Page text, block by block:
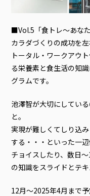
■Vol.5「食トレ～あな
カラダづくりの成功を
トータル・ワークアウ
る栄養素と食生活の知
グラムです。
池澤智が大切にしてい
と。
実現が難しくてしり込
する・・・といった一
チョイスしたり、数日
の知識をスライドとテ
12月～2025年4月まで